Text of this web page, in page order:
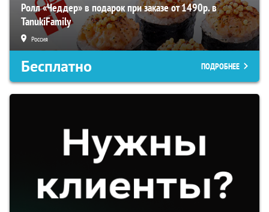
Ролл «Чеддер» в подарок при заказе от 1490р. в
TanukiFamily
Россия
Бесплатно ПОДРОБНЕЕ